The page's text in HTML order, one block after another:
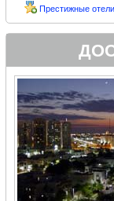
Престижные отели